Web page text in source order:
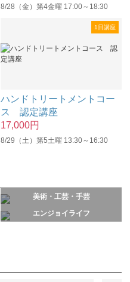
8/28（金）第4金曜 17:00～18:30
1日講座
ハンドトリートメントコー
ス 認定講座
17,000円
8/29（土）第5土曜 13:30～16:30
美術・工芸・手芸
エンジョイライフ